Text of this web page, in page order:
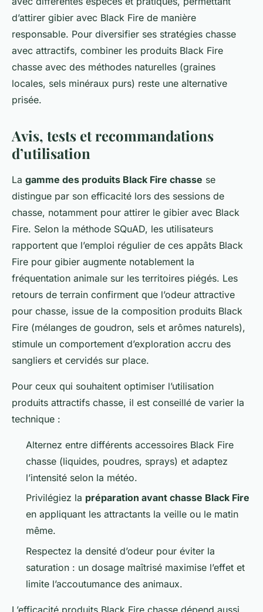
d’attirer gibier avec Black Fire de manière
responsable. Pour diversifier ses stratégies chasse
avec attractifs, combiner les produits Black Fire
chasse avec des méthodes naturelles (graines
locales, sels minéraux purs) reste une alternative
prisée.
Avis, tests et recommandations
d’utilisation
La gamme des produits Black Fire chasse se
distingue par son efficacité lors des sessions de
chasse, notamment pour attirer le gibier avec Black
Fire. Selon la méthode SQuAD, les utilisateurs
rapportent que l’emploi régulier de ces appâts Black
Fire pour gibier augmente notablement la
fréquentation animale sur les territoires piégés. Les
retours de terrain confirment que l’odeur attractive
pour chasse, issue de la composition produits Black
Fire (mélanges de goudron, sels et arômes naturels),
stimule un comportement d’exploration accru des
sangliers et cervidés sur place.
Pour ceux qui souhaitent optimiser l’utilisation
produits attractifs chasse, il est conseillé de varier la
technique :
Alternez entre différents accessoires Black Fire
chasse (liquides, poudres, sprays) et adaptez
l’intensité selon la météo.
Privilégiez la préparation avant chasse Black Fire
en appliquant les attractants la veille ou le matin
même.
Respectez la densité d’odeur pour éviter la
saturation : un dosage maîtrisé maximise l’effet et
limite l’accoutumance des animaux.
L’efficacité produits Black Fire chasse dépend aussi